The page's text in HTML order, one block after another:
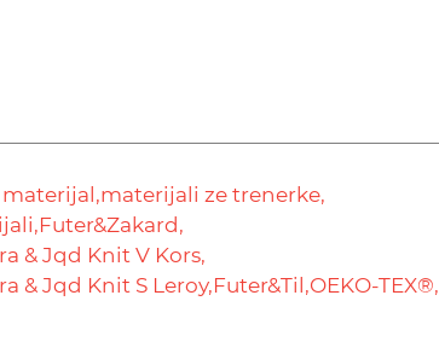
materijali ze trenerke,
Futer&Zakard,
& Jqd Knit V Kors,
& Jqd Knit S Leroy,Futer&Til,OEKO-TEX®,